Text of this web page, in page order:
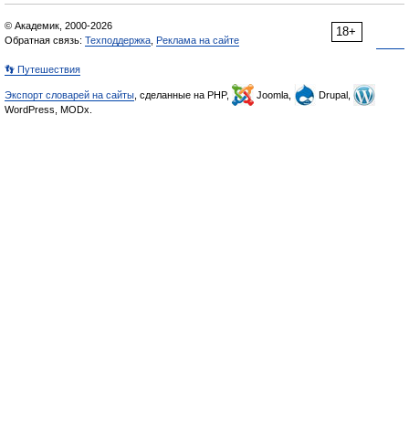
18+
© Академик, 2000-2026
Обратная связь: Техподдержка Реклама на сайте
👣 Путешествия
Экспорт словарей на сайты , сделанные на PHP, Joomla,
Drupal,
WordPress, MODx.